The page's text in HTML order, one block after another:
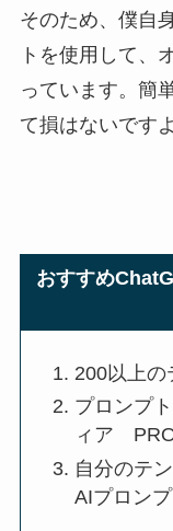
そのため、僕自
トを使用して、
っています。簡
て損はないですよ
おすすめ
200以上
プロンプ
ィア
自分のテ
AIプロン